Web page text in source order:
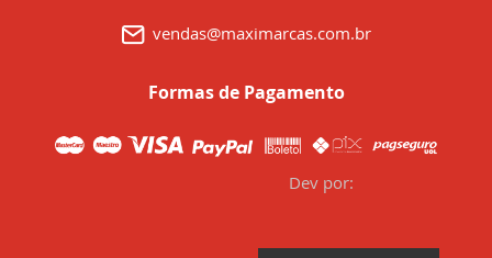
vendas@maximarcas.com.br
Formas de Pagamento
Dev por: